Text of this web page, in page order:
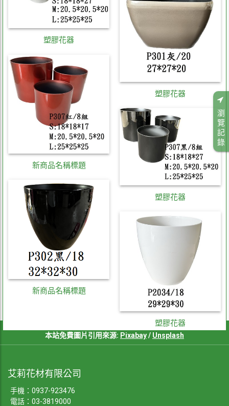
塑膠花器
塑膠花器
新商品名稱標題
塑膠花器
新商品名稱標題
塑膠花器
本站免費圖片引用來源: Pixabay/ Unsplash
艾莉花材有限公司
手機： 0937-923476
電話： 03-3819000
瀏
覽
記
錄